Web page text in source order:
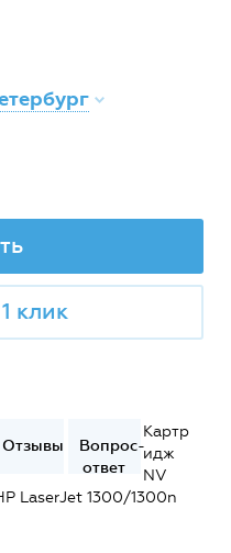
клик
Отзывы
Вопрос-
ответ
Картр
идж
NV
LaserJet 1300/1300n